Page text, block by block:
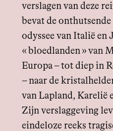
verslagen van deze
bevat de
odyssee van Italië en
« bloedlanden » van
Europa – tot diep in
– naar de
van Lapland, Karelië
Zijn verslaggeving
eindeloze reeks